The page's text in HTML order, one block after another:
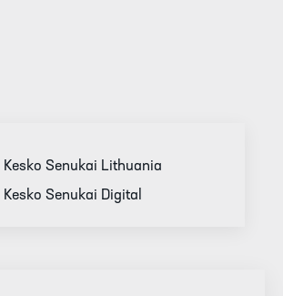
Kesko Senukai Lithuania
Kesko Senukai Digital